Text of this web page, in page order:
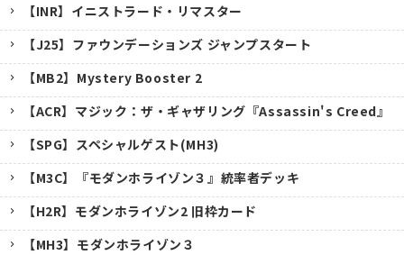
【INR】イニストラード・リマスター
【J25】ファウンデーションズ ジャンプスタート
【MB2】Mystery Booster 2
【ACR】マジック：ザ・ギャザリング『Assassin's Creed』
【SPG】スペシャルゲスト(MH3)
【M3C】『モダンホライゾン３』統率者デッキ
【H2R】モダンホライゾン2 旧枠カード
【MH3】モダンホライゾン３